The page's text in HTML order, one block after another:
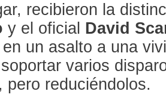
recibieron la
y el oficial David
un asalto a una
varios
pero reduciéndolos.